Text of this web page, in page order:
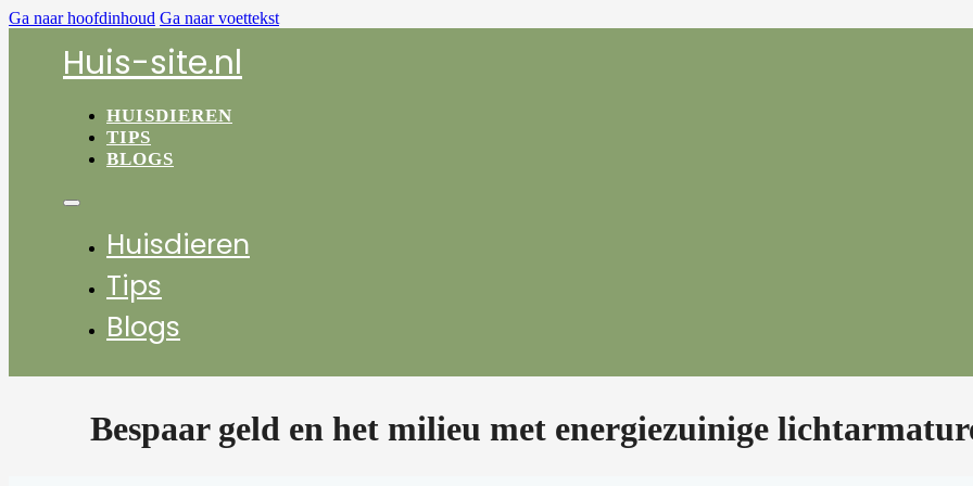
Ga naar hoofdinhoud Ga naar voettekst
Huis-site.nl
HUISDIEREN
TIPS
BLOGS
Huisdieren
Tips
Blogs
Bespaar geld en het milieu met energiezuinige